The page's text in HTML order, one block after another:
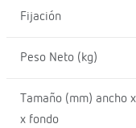
Fijación
Peso Neto (kg)
Tamaño (mm) ancho
x fondo